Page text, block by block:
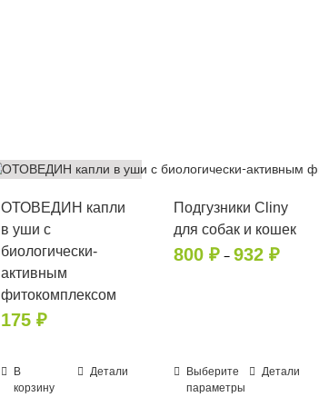
ОТОВЕДИН капли
в уши с
биологически-
активным
фитокомплексом
175₽
В
корзину
Детали
Подгузники Cliny
для собак и кошек
800 ₽ – 932 ₽
Выберите
параметры
Этот
товар
Детали